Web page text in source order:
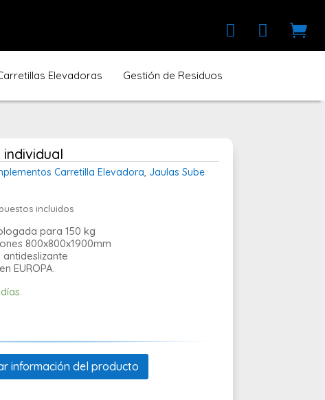
  
Elevadoras Gestión de Residuos
Carretilla Elevadora, Jaulas Sube
€.
incluidos
para 150 kg
800x800x1900mm
EUROPA.
información del producto